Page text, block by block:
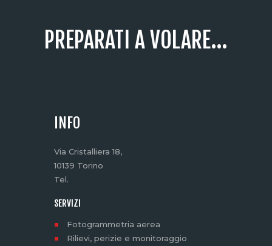
PREPARATI A VOLARE...
INFO
Via Cristalliera 18,
10139 Torino
Tel.
SERVIZI
Fotogrammetria aerea
Rilievi, perizie e monitoraggio